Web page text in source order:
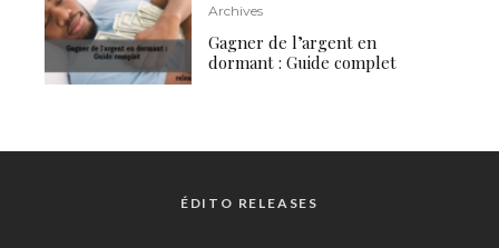
Archives
Gagner de l’argent en
dormant : Guide complet
ÉDITO RELEASES